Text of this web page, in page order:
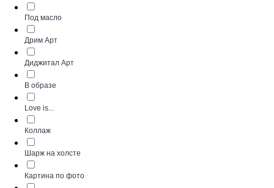
Под масло
Дрим Арт
Диджитал Арт
В образе
Love is...
Коллаж
Шарж на холсте
Картина по фото